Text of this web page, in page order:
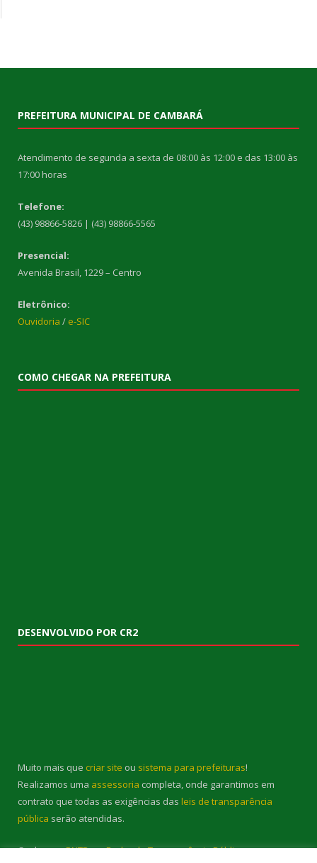
PREFEITURA MUNICIPAL DE CAMBARÁ
Atendimento de segunda a sexta de 08:00 às 12:00 e das 13:00 às
17:00 horas
Telefone:
(43) 98866-5826 | (43) 98866-5565
Presencial:
Avenida Brasil, 1229 – Centro
Eletrônico:
Ouvidoria / e-SIC
COMO CHEGAR NA PREFEITURA
DESENVOLVIDO POR CR2
Muito mais que criar site ou sistema para prefeituras!
Realizamos uma assessoria completa, onde garantimos em
contrato que todas as exigências das leis de transparência
pública serão atendidas.
Conheça oPNTPe oRadar da Transparência Pública